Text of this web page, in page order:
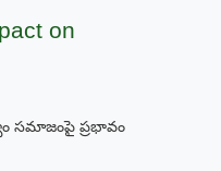
on
సమాజంపై ప్రభావం